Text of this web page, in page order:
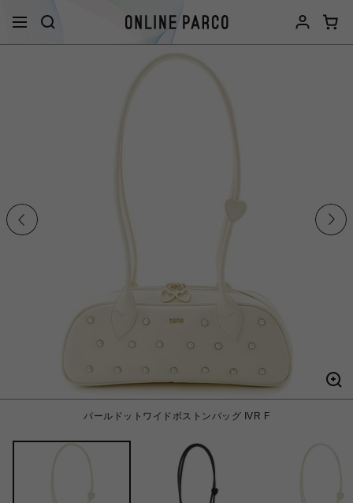
パールドットワイドボストンバッグ IVR F